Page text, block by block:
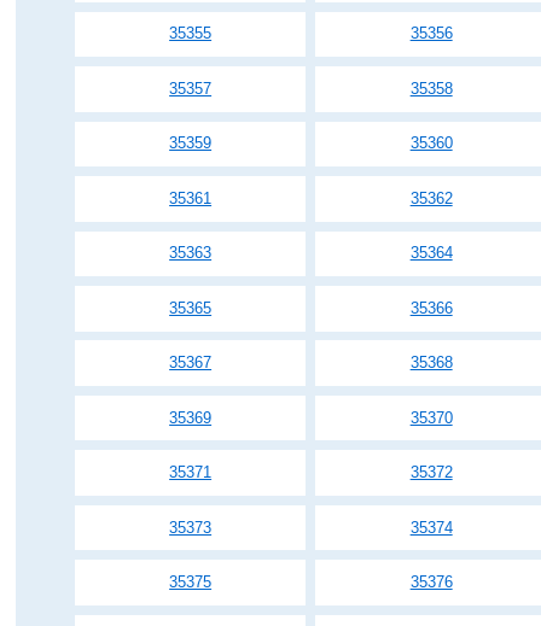
35355 35356
35357 35358
35359 35360
35361 35362
35363 35364
35365 35366
35367 35368
35369 35370
35371 35372
35373 35374
35375 35376